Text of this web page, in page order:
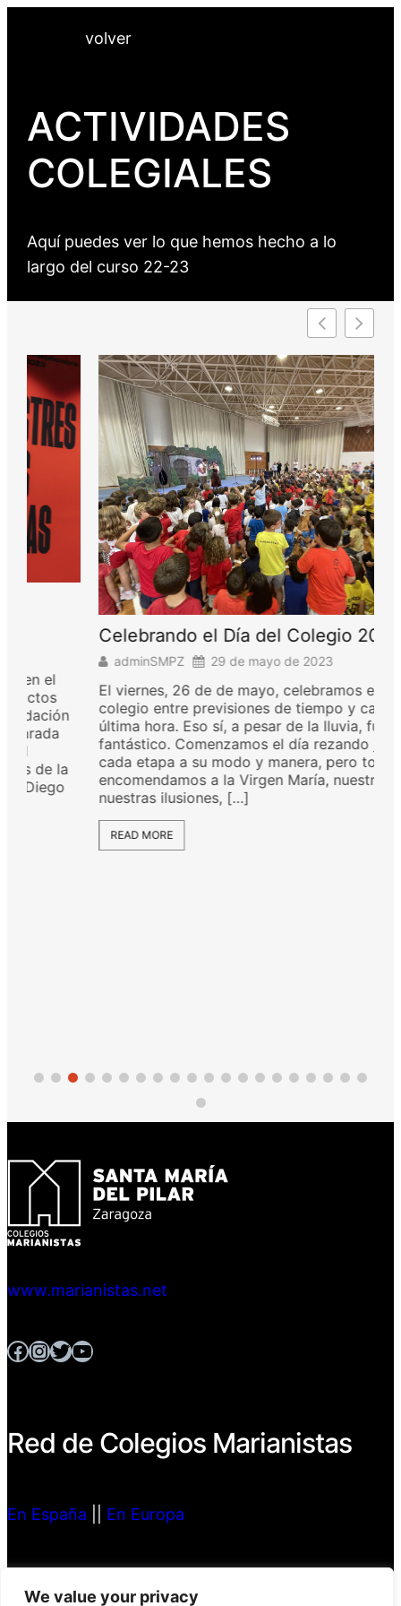
We value your privacy
volver
ACTIVIDADES
COLEGIALES
Aquí puedes ver lo que hemos hecho a lo
largo del curso 22-23
Celebrando el Día del Colegio 2023
adminSMPZ 29 de mayo de 2023
El viernes, 26 de de mayo, celebramos el día del
colegio entre previsiones de tiempo y cambios de
última hora. Eso sí, a pesar de la lluvia, fue un día
fantástico. Comenzamos el día rezando juntos,
cada etapa a su modo y manera, pero todos nos
encomendamos a la Virgen María, nuestra madre,
nuestras ilusiones, […]
READ MORE
www.marianistas.net
Facebook InstagramTwitter YouTube
Red de Colegios Marianistas
En España En Europa
Compañía de María,